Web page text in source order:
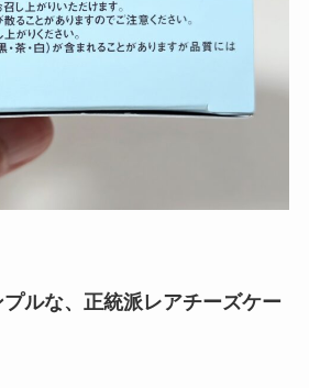
ルな、正統派レアチーズケー